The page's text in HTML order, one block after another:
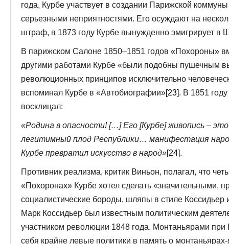
года, Курбе участвует в создании Парижской
серьезными неприятностями. Его осуждают на
штраф, в 1873 году Курбе вынужденно эмигрирует в
В парижском Салоне 1850–1851 годов «Похороны»
другими работами Курбе «были подобны пушечным
революционных принципов исключительно
вспоминал Курбе в «Автобиографии»[23]. В 1851
восклицал:
«Родина в опасности! […]Eго [Курбе] живопись –
легитимный плод Республики… манифестация
Курбе превратил искусство в народ»[24].
Противник реализма, критик Виньон, полагал, что
«Похоронах» Курбе хотел сделать «значительными,
социалистические бороды, шляпы в стиле Коссидьер
Марк Коссидьер был известным политическим
участником революции 1848 года. Монтаньярами при
себя крайне левые политики в память о